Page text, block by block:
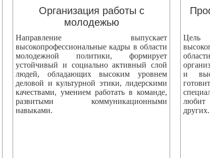
Организация работы с
молодежью
Направление выпускает
высокопрофессиональные кадры в области
молодежной политики, формирует
устойчивый и социально активный слой
людей, обладающих высоким уровнем
деловой и культурной этики, лидерскими
качествами, умением работать в команде,
развитыми коммуникационными
навыками.
Цель
и
любит
других.